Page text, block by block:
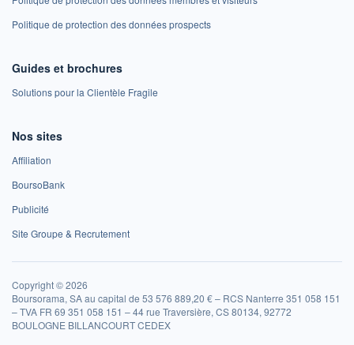
Politique de protection des données prospects
Guides et brochures
Solutions pour la Clientèle Fragile
Nos sites
Affiliation
BoursoBank
Publicité
Site Groupe & Recrutement
Copyright © 2026
Boursorama, SA au capital de 53 576 889,20 € – RCS Nanterre 351 058 151
– TVA FR 69 351 058 151 – 44 rue Traversière, CS 80134, 92772
BOULOGNE BILLANCOURT CEDEX